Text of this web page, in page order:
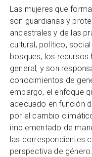
Las mujeres que
son guardianas y
ancestrales y de las
cultural, político,
bosques, los recursos
general, y son
conocimientos de
embargo, el enfoque
adecuado en función
por el cambio
implementado de
las correspondientes
perspectiva de